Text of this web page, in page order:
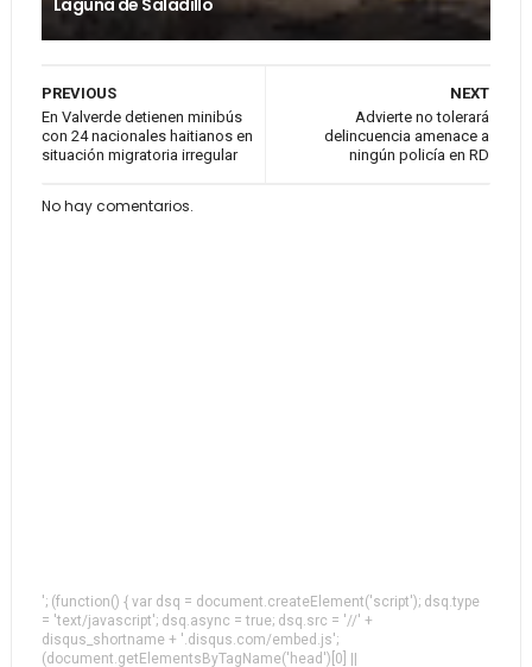
Laguna de Saladillo
NEXT
Advierte no tolerará
delincuencia amenace a
ningún policía en RD
PREVIOUS
En Valverde detienen minibús
con 24 nacionales haitianos en
situación migratoria irregular
No hay comentarios.
'; (function() { var dsq = document.createElement('script'); dsq.type
= 'text/javascript'; dsq.async = true; dsq.src = '//' +
disqus_shortname + '.disqus.com/embed.js';
(document.getElementsByTagName('head')[0] ||